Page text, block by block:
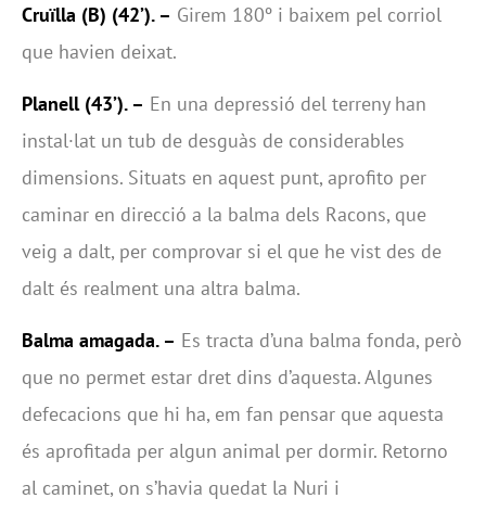
Cruïlla (B) (42’). – Girem 180º i baixem pel corriol
que havien deixat.
Planell (43’). – En una depressió del terreny han
instal·lat un tub de desguàs de considerables
dimensions. Situats en aquest punt, aprofito per
caminar en direcció a la balma dels Racons, que
veig a dalt, per comprovar si el que he vist des de
dalt és realment una altra balma.
Balma amagada. – Es tracta d’una balma fonda, però
que no permet estar dret dins d’aquesta. Algunes
defecacions que hi ha, em fan pensar que aquesta
és aprofitada per algun animal per dormir. Retorno
al caminet, on s’havia quedat la Nuri i